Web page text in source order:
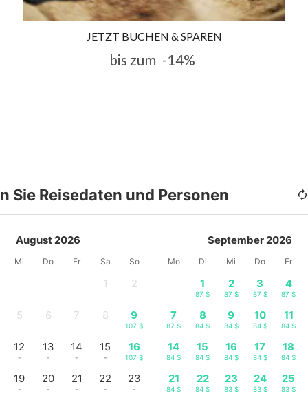
JETZT BUCHEN & SPAREN
bis zum -14%
Sie Reisedaten und Personen
August 2026
Mi Do Fr Sa So
1 2
5 6 7 8 9
107 $
12
-
13
-
14
-
15
-
16
107 $
19
-
20
-
21
-
22
-
23
-
September 2026
Mo Di Mi Do Fr
1
87 $
2
87 $
3
87 $
4
87 $
7
87 $
8
84 $
9
84 $
10
84 $
11
84 $
14
84 $
15
84 $
16
84 $
17
84 $
18
84 $
21
84 $
22
84 $
23
83 $
24
83 $
25
83 $